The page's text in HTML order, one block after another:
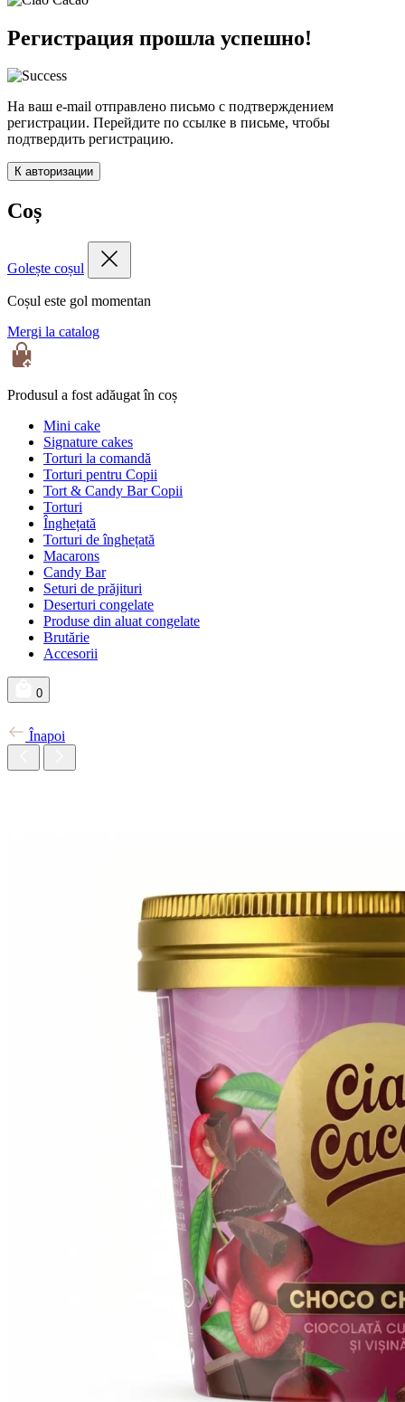
Регистрация прошла успешно!
На ваш e-mail отправлено письмо с подтверждением
регистрации. Перейдите по ссылке в письме, чтобы
подтвердить регистрацию.
К авторизации
Coș
Golește coșul
Coșul este gol momentan
Mergi la catalog
Produsul a fost adăugat în coș
Mini cake
Signature cakes
Torturi la comandă
Torturi pentru Copii
Tort & Candy Bar Copii
Torturi
Înghețată
Torturi de înghețată
Macarons
Candy Bar
Seturi de prăjituri
Deserturi congelate
Produse din aluat congelate
Brutărie
Accesorii
0
Înapoi